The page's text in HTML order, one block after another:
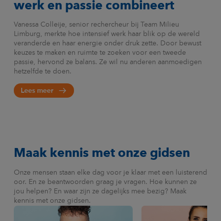
helpen je graag verder.*
*Als je automatisch collectief verzekerd bent via je werkgever geef je
wijzigingen door aan je werkgever of onze klantenservice (niet via
MijnLoyalis). Ben je een (ex-)onderwijsmedewerker en collectief
verzekerd via onze ASU-verzekering? Neem dan contact op met
afdeling Werkgeverszaken (ASU) via 045 645 91 00 of
*Als je automatisch collectief verzekerd bent via je werkgever, heb je
geen eigen polis en klantnummer. Je kunt dan ook geen MijnLoyalis-
account activeren. Wijzigingen geef je door aan je werkgever of onze
klantenservice . Ben je een (ex-)onderwijsmedewerker en collectief
verzekerd via onze ASU-verzekering? Neem dan contact op met
afdeling Werkgeverszaken (ASU) via 045 645 91 00 ofasu@loyalis.nl
de sector waaronder jouw verzekering valt. Per sector
hebben we verschillende polisvoorwaarden.
werk en passie combineert
Vanessa Colleije, senior rechercheur bij Team Milieu
Limburg, merkte hoe intensief werk haar blik op de wereld
veranderde en haar energie onder druk zette. Door bewust
keuzes te maken en ruimte te zoeken voor een tweede
passie, hervond ze balans. Ze wil nu anderen aanmoedigen
hetzelfde te doen.
Lees meer
Maak kennis met onze gidsen
Onze mensen staan elke dag voor je klaar met een luisterend
oor. En ze beantwoorden graag je vragen. Hoe kunnen ze
jou helpen? En waar zijn ze dagelijks mee bezig? Maak
kennis met onze gidsen.